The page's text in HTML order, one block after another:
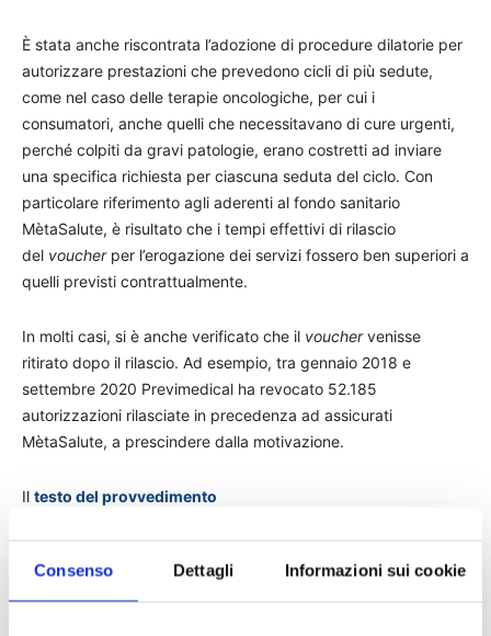
Consenso Dettagli Informazioni sui cookie
È stata anche riscontrata l’adozione di procedure dilatorie per
autorizzare prestazioni che prevedono cicli di più sedute,
come nel caso delle terapie oncologiche, per cui i
consumatori, anche quelli che necessitavano di cure urgenti,
perché colpiti da gravi patologie, erano costretti ad inviare
una specifica richiesta per ciascuna seduta del ciclo. Con
particolare riferimento agli aderenti al fondo sanitario
MètaSalute, è risultato che i tempi effettivi di rilascio
del voucherper l’erogazione dei servizi fossero ben superiori a
quelli previsti contrattualmente.
In molti casi, si è anche verificato che il vouchervenisse
ritirato dopo il rilascio. Ad esempio, tra gennaio 2018 e
settembre 2020 Previmedical ha revocato 52.185
autorizzazioni rilasciate in precedenza ad assicurati
MètaSalute, a prescindere dalla motivazione.
Il testo del provvedimento
TAGS antitrust Intesa Sanpaolo RBM Salute
news